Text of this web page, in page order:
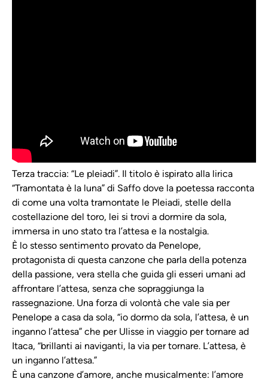
Terza traccia: “Le pleiadi”. Il titolo è ispirato alla lirica
“Tramontata è la luna” di Saffo dove la poetessa racconta
di come una volta tramontate le Pleiadi, stelle della
costellazione del toro, lei si trovi a dormire da sola,
immersa in uno stato tra l’attesa e la nostalgia.
È lo stesso sentimento provato da Penelope,
protagonista di questa canzone che parla della potenza
della passione, vera stella che guida gli esseri umani ad
affrontare l’attesa, senza che sopraggiunga la
rassegnazione. Una forza di volontà che vale sia per
Penelope a casa da sola, “io dormo da sola, l’attesa, è un
inganno l’attesa” che per Ulisse in viaggio per tornare ad
Itaca, “brillanti ai naviganti, la via per tornare. L’attesa, è
un inganno l’attesa.”
È una canzone d’amore, anche musicalmente: l’amore